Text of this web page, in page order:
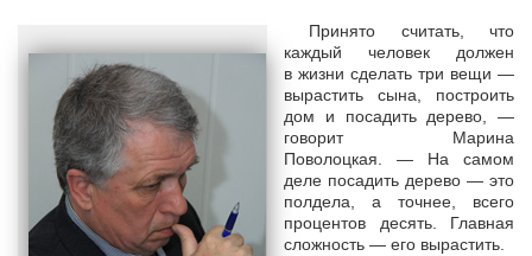
Принято считать, что
каждый человек должен
в жизни сделать три вещи —
вырастить сына, построить
дом и посадить дерево, —
говорит Марина
Поволоцкая. — На самом
деле посадить дерево — это
полдела, а точнее, всего
процентов десять. Главная
сложность — его вырастить.